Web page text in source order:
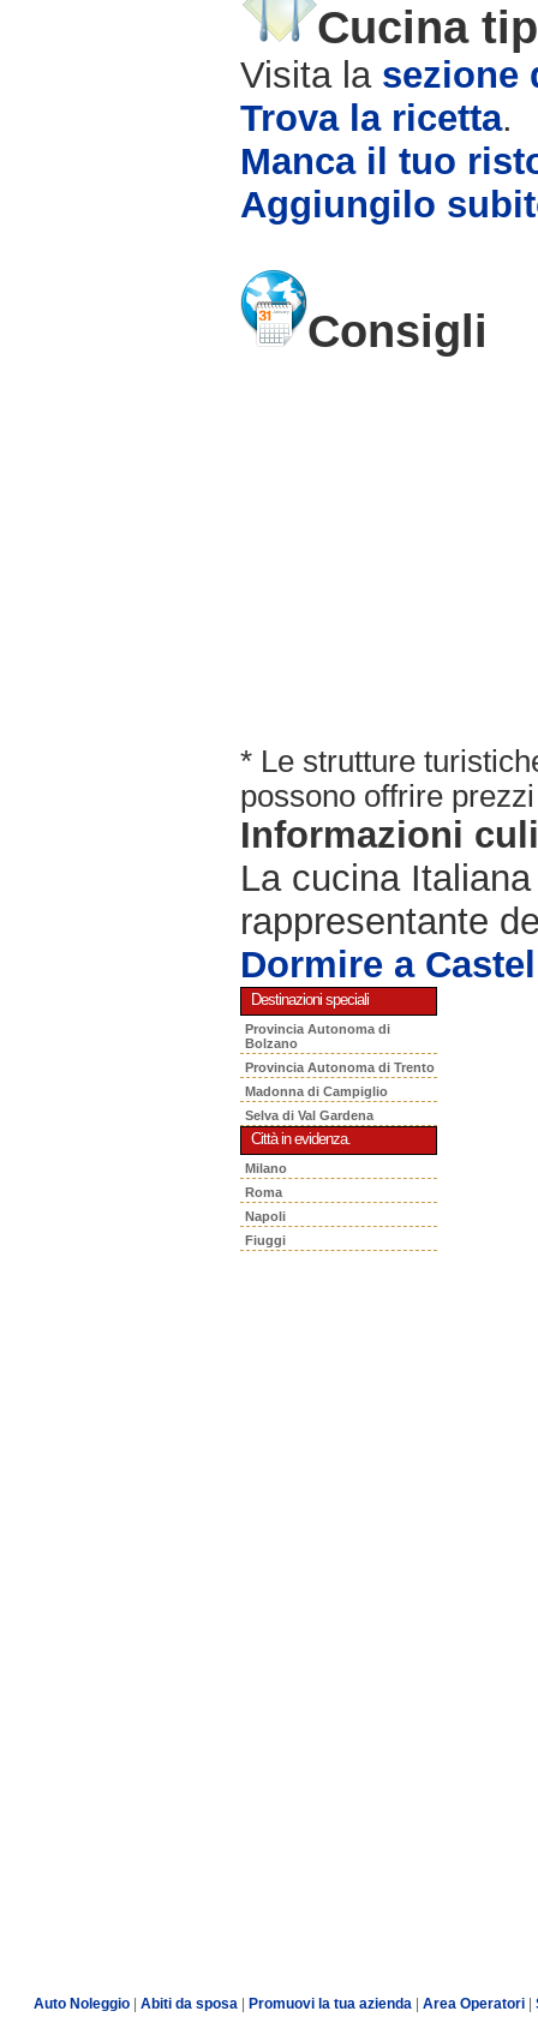
Cucina
Visita la sezione
Trova la ricetta.
Manca il tuo
Aggiungilo
Consigli
* Le strutture
possono offrire
Informazioni
La cucina
rappresentante
Dormire a
Destinazioni speciali
Provincia Autonoma di
Bolzano
Provincia Autonoma di Trento
Madonna di Campiglio
Selva di Val Gardena
Città in evidenza.
Milano
Roma
Napoli
Fiuggi
Auto Noleggio Abiti da sposa Promuovi la tua azienda Area Operatori